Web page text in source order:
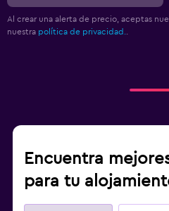
Al crear una alerta de precio, aceptas
nuestra política de privacidad.
Encuentra
para tu